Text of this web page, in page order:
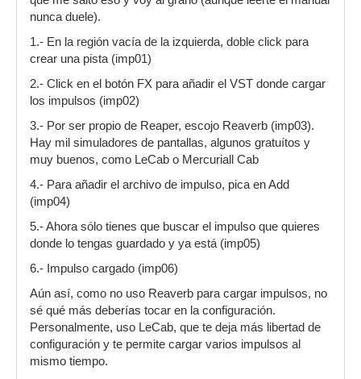
nunca duele).
1.- En la región vacía de la izquierda, doble click para
crear una pista (imp01)
2.- Click en el botón FX para añadir el VST donde cargar
los impulsos (imp02)
3.- Por ser propio de Reaper, escojo Reaverb (imp03).
Hay mil simuladores de pantallas, algunos gratuítos y
muy buenos, como LeCab o Mercuriall Cab
4.- Para añadir el archivo de impulso, pica en Add
(imp04)
5.- Ahora sólo tienes que buscar el impulso que quieres
donde lo tengas guardado y ya está (imp05)
6.- Impulso cargado (imp06)
Aún así, como no uso Reaverb para cargar impulsos, no
sé qué más deberías tocar en la configuración.
Personalmente, uso LeCab, que te deja más libertad de
configuración y te permite cargar varios impulsos al
mismo tiempo.